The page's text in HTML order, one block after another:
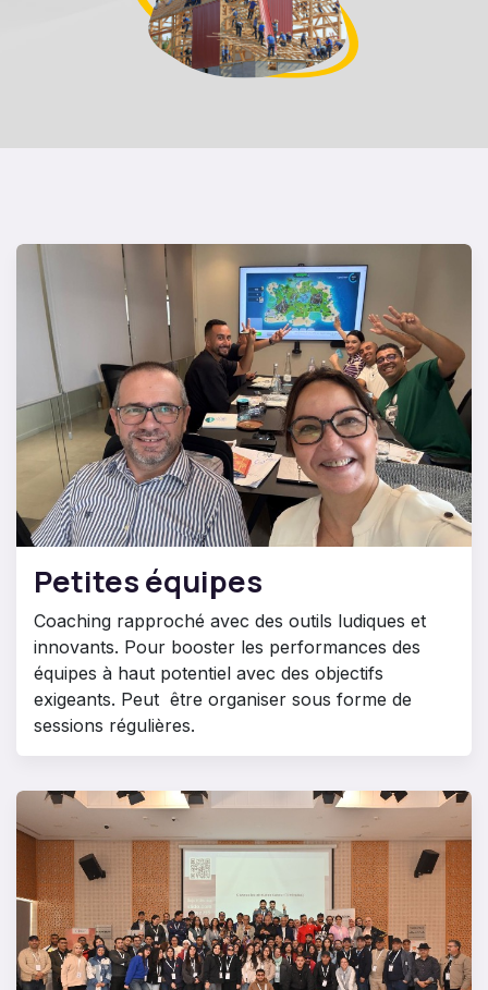
Petites équipes
Coaching rapproché avec des outils ludiques et
innovants. Pour booster les performances des
équipes à haut potentiel avec des objectifs
exigeants. Peut être organiser sous forme de
sessions régulières.